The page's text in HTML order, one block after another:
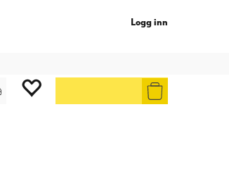
Logg inn